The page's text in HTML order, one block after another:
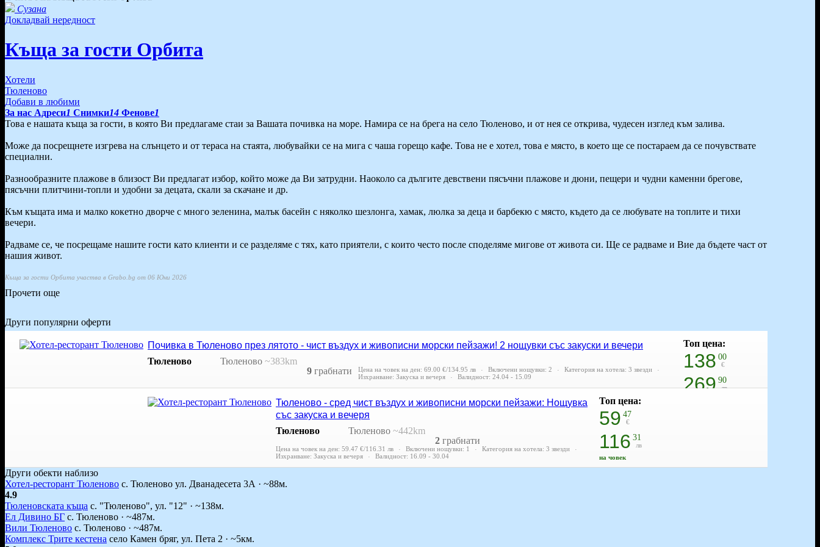
Сузана
Докладвай нередност
Къща за гости Орбита
Хотели
Тюленово
Добави в любими
За нас Адреси1 Снимки14 Фенове1
Това е нашата къща за гости, в която Ви предлагаме стаи за Вашата почивка на море. Намира се на брега на село Тюленово, и от нея се открива, чудесен изглед към залива.
Може да посрещнете изгрева на слънцето и от тераса на стаята, любувайки се на мига с чаша горещо кафе. Това не е хотел, това е място, в което ще се постараем да се почувствате
специални.
Разнообразните плажове в близост Ви предлагат избор, който може да Ви затрудни. Наоколо са дългите девствени пясъчни плажове и дюни, пещери и чудни каменни брегове,
пясъчни плитчини-топли и удобни за децата, скали за скачане и др.
Към къщата има и малко кокетно дворче с много зеленина, малък басейн с няколко шезлонга, хамак, люлка за деца и барбекю с място, където да се любувате на топлите и тихи
вечери.
Радваме се, че посрещаме нашите гости като клиенти и се разделяме с тях, като приятели, с които често после споделяме мигове от живота си. Ще се радваме и Вие да бъдете част от
нашия живот.
Къща за гости Орбита участва в Grabo.bg от 06 Юни 2026
Прочети още
Други популярни оферти
Топ цена:
138 00
€
269 90
лв
Почивка в Тюленово през лятото - чист въздух и живописни морски пейзажи! 2 нощувки със закуски и вечери
Тюленово
Тюленово ~383km
9 грабнати Цена на човек на ден: 69.00 €/134.95 лв Включени нощувки: 2
Категория на хотела: 3 звезди
Изхранване: Закуска и вечеря
Валидност: 24.04 - 15.09
Топ цена:
59 47
€
116 31
лв
на човек
Тюленово - сред чист въздух и живописни морски пейзажи: Нощувка
със закуска и вечеря
Тюленово
Тюленово ~442km
2 грабнати
Цена на човек на ден: 59.47 €/116.31 лв Включени нощувки: 1
Категория на хотела: 3 звезди
Изхранване: Закуска и вечеря
Валидност: 16.09 - 30.04
Други обекти наблизо
Хотел-ресторант Тюленово с. Тюленово ул. Дванадесета 3А · ~88м.
4.9
Тюленовската къща с. "Тюленово", ул. "12" · ~138м.
Ел Дивино БГ с. Тюленово · ~487м.
Вили Тюленово с. Тюленово · ~487м.
Комплекс Трите кестена село Камен бряг, ул. Пета 2 · ~5км.